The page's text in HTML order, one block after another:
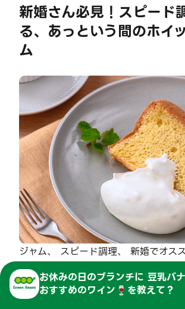
新婚さん必見！スピード
る、あっという間のホイ
ム
ジャム、 スピード調理、 新婚でオス
つ目は「新婚さん必見！スピード調理
いう間のホイップクリーム」です。
新婚さん必見！スピード調理で簡単ホ
お休みの日のブランチに 豆乳バ
おすすめのワイン🍷を教えて？